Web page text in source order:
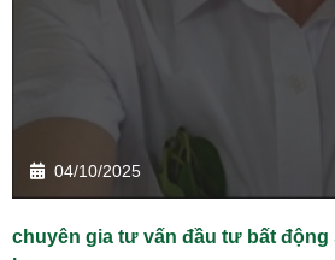
04/10/2025
chuyên gia tư vấn đầu tư bất động